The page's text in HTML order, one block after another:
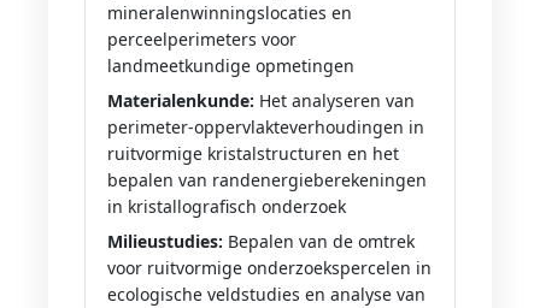
mineralenwinningslocaties en
perceelperimeters voor
landmeetkundige opmetingen
Materialenkunde: Het analyseren van
perimeter-oppervlakteverhoudingen in
ruitvormige kristalstructuren en het
bepalen van randenergieberekeningen
in kristallografisch onderzoek
Milieustudies: Bepalen van de omtrek
voor ruitvormige onderzoekspercelen in
ecologische veldstudies en analyse van